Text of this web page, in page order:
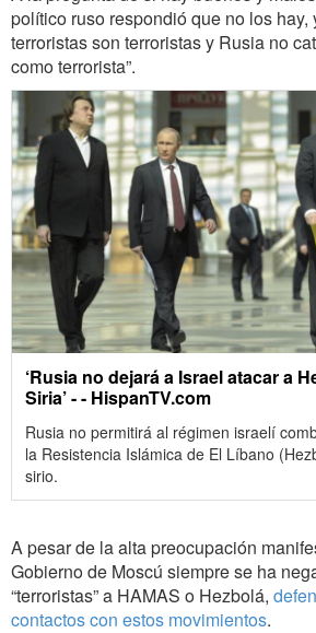
político ruso respondió que no los hay,
terroristas son terroristas y Rusia no
como terrorista”.
‘Rusia no dejará a Israel atacar a
Siria’ - - HispanTV.com
Rusia no permitirá al régimen israelí
la Resistencia Islámica de El Líbano
sirio.
A pesar de la alta preocupación
Gobierno de Moscú siempre se ha
“terroristas” a HAMAS o Hezbolá,
contactos con estos movimientos.